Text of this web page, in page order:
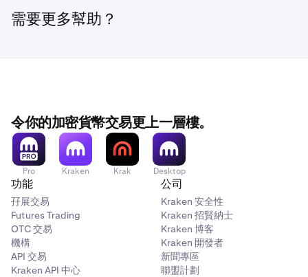
需要更多幫助？
令你的加密貨幣交易更上一層樓。
Pro Kraken Krak Desktop
功能
孖展交易
Futures Trading
OTC 交易
機構
API 交易
Kraken API 中心
公司
Kraken 安全性
Kraken 招賢納士
Kraken 博客
Kraken 開發者
新聞專區
聯盟計劃